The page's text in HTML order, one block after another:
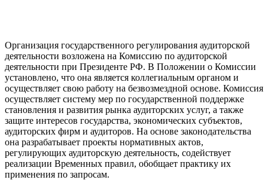
Организация государственного регулирования аудиторской
деятельности возложена на Комиссию по аудиторской
деятельности при Президенте РФ. В Положении о Комиссии
установлено, что она является коллегиальным органом и
осуществляет свою работу на безвозмездной основе. Комиссия
осуществляет систему мер по государственной поддержке
становления и развития рынка аудиторских услуг, а также
защите интересов государства, экономических субъектов,
аудиторских фирм и аудиторов. На основе законодательства
она разрабатывает проекты нормативных актов,
регулирующих аудиторскую деятельность, содействует
реализации Временных правил, обобщает практику их
применения по запросам.